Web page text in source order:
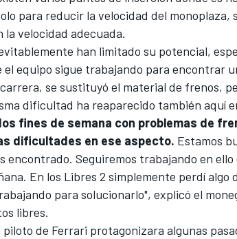
para reducir la velocidad del
velocidad adecuada.
han limitado su potencial,
el equipo sigue trabajando para encontrar
se sustituyó el material de frenos,
dificultad ha reaparecido también aquí
fines de semana con problemas de
dificultades en ese aspecto. Estamos
encontrado. Seguiremos trabajando en
En los Libres 2 simplemente perdí algo
para solucionarlo", explicó el
libres.
piloto de Ferrari protagonizara algunas